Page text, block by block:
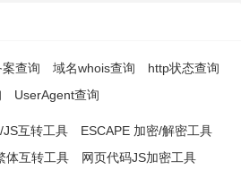
查询 域名whois查询
http状态查询
UserAgent查询
JS互转工具
ESCAPE 加密/解密工具
体互转工具
网页代码JS加密工具